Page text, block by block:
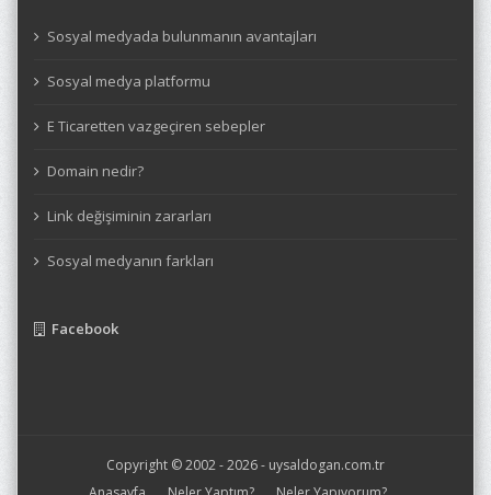
Sosyal medyada bulunmanın avantajları
Sosyal medya platformu
E Ticaretten vazgeçiren sebepler
Domain nedir?
Link değişiminin zararları
Sosyal medyanın farkları
Facebook
Copyright © 2002 - 2026 - uysaldogan.com.tr